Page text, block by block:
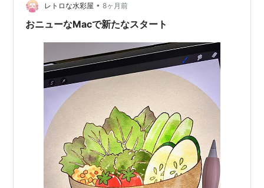
レトロな水彩屋 • 8ヶ月前
おニューなMacで新たなスタート